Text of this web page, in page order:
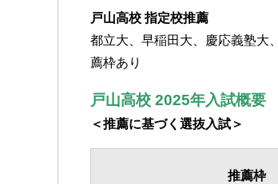
戸山高校 指定校推薦
都立大、早稲田大、慶応義塾大
薦枠あり
戸山高校 2025年入試概要
＜推薦に基づく選抜入試＞
推薦枠